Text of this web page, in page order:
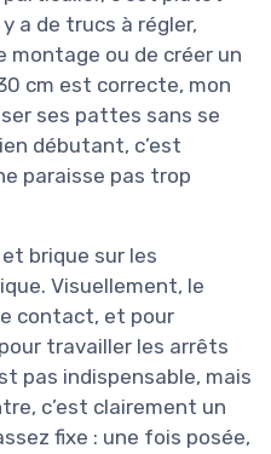
a de trucs à régler,
montage ou de créer un
cm est correcte, mon
ses pattes sans se
débutant, c’est
paraisse pas trop
brique sur les
Visuellement, le
contact, et pour
travailler les arrêts
pas indispensable, mais
c’est clairement un
fixe : une fois posée,